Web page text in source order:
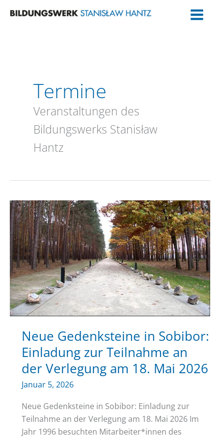
Inhalt
Termine
Veranstaltungen des
Bildungswerks Stanisław
Hantz
Neue Gedenksteine in Sobibor:
Einladung zur Teilnahme an
der Verlegung am 18. Mai 2026
Januar 5, 2026
Neue Gedenksteine in Sobibor: Einladung zur
Teilnahme an der Verlegung am 18. Mai 2026 Im
Jahr 1996 besuchten Mitarbeiter*innen des